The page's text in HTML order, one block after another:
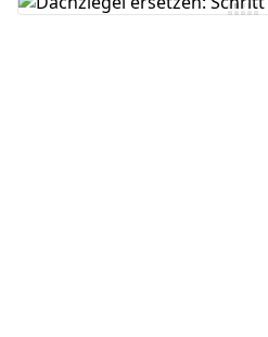
Kommentar hinzufügen